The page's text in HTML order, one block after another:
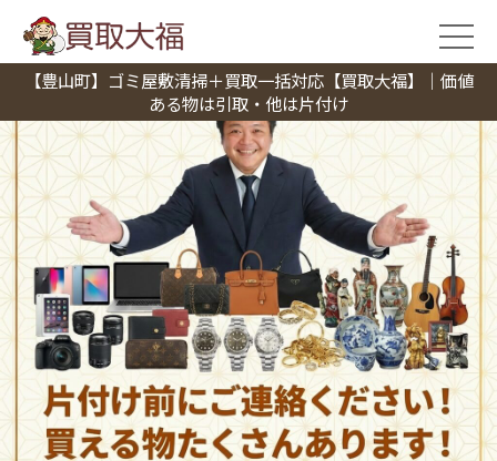
【豊山町】ゴミ屋敷清掃＋買取一括対応【買取大福】｜価値
ある物は引取・他は片付け